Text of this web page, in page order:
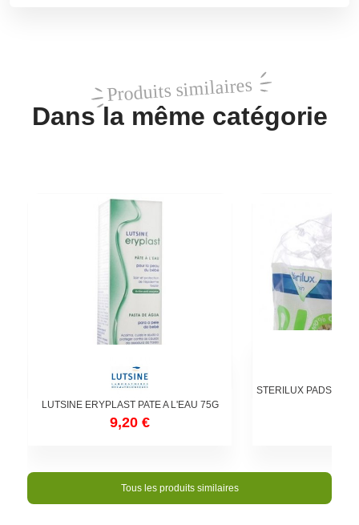
Produits similaires
Dans la même catégorie
LUTSINE ERYPLAST PATE A L'EAU 75G
9,20 €
STERILUX PADS BIO
Tous les produits similaires